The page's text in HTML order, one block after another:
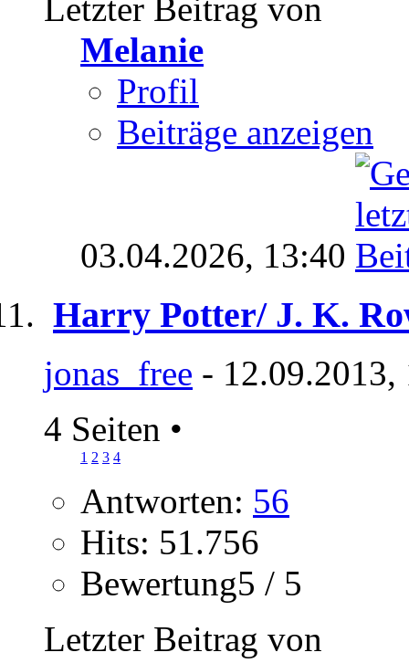
Letzter Beitrag von
Melanie
Profil
Beiträge anzeigen
03.04.2026, 13:40
Harry Potter/ J. K.
jonas_free -
4 Seiten •
1 2 3 4
Antworten: 56
Hits: 51.756
Bewertung5 / 5
Letzter Beitrag von